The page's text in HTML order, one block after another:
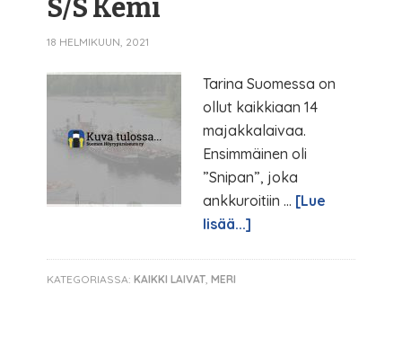
S/S Kemi
18 HELMIKUUN, 2021
Tarina Suomessa on
ollut kaikkiaan 14
majakkalaivaa.
Ensimmäinen oli
”Snipan”, joka
ankkuroitiin … [Lue
lisää...]
KATEGORIASSA:KAIKKI LAIVAT,MERI